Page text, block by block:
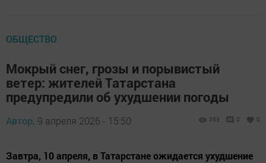
ОБЩЕСТВО
Мокрый снег, грозы и порывистый
ветер: жителей Татарстана
предупредили об ухудшении погоды
Автор, 9 апреля 2026 - 15:50 353 0 0
Завтра, 10 апреля, в Татарстане ожидается ухудшение